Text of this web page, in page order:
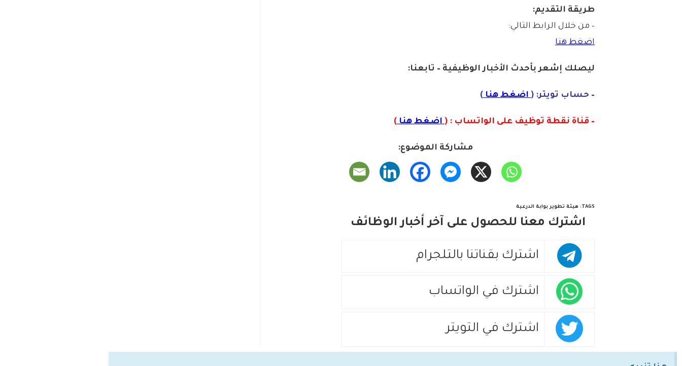
طريقة التقديم:
– من خلال الرابط التالي:
اضغط هنا
ليصلك إشعربأحدث الأخبار الوظيفية – تابعنا:
– حساب تويتر: (اضغط هنا )
– قناة نقطة توظيف على الواتساب : ( اضغط هنا )
مشاركة الموضوع:
TAGS
: هيئة تطوير بوابة الدرعية
اشترك معنا للحصول على آخر أخبار الوظائف
اشترك بقناتنا بالتلجرام
اشترك في الواتساب
اشترك في التويتر